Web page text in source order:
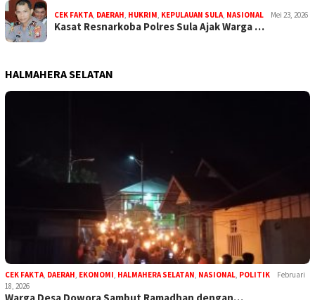
CEK FAKTA, DAERAH, HUKRIM, KEPULAUAN SULA, NASIONAL Mei 23, 2026
Kasat Resnarkoba Polres Sula Ajak Warga …
HALMAHERA SELATAN
CEK FAKTA, DAERAH, EKONOMI, HALMAHERA SELATAN, NASIONAL, POLITIK
Februari
18, 2026